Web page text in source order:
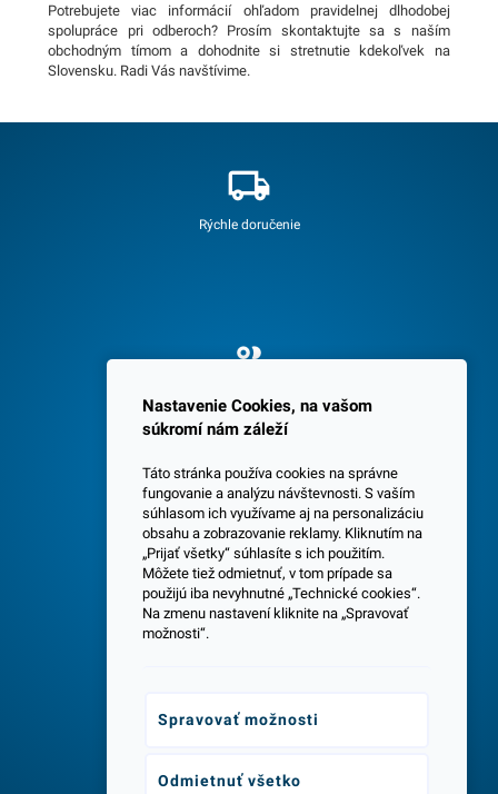
Potrebujete viac informácií ohľadom pravidelnej dlhodobej
spolupráce pri odberoch? Prosím skontaktujte sa s naším
obchodným tímom a dohodnite si stretnutie kdekoľvek na
Slovensku. Radi Vás navštívime.
Rýchle doručenie
Spokojných 3600 zákazníkov
Centrála a predajňa v Senci
Nastavenie Cookies, na vašom
súkromí nám záleží
Táto stránka používa cookies na správne
fungovanie a analýzu návštevnosti. S vaším
súhlasom ich využívame aj na personalizáciu
obsahu a zobrazovanie reklamy. Kliknutím na
„Prijať všetky“ súhlasíte s ich použitím.
Môžete tiež odmietnuť, v tom prípade sa
použijú iba nevyhnutné „Technické cookies“.
Na zmenu nastavení kliknite na „Spravovať
možnosti“.
Spravovať možnosti
Odmietnuť všetko